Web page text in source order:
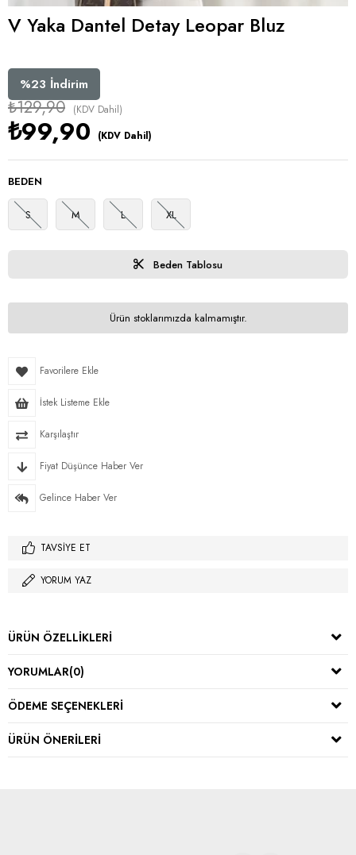
V Yaka Dantel Detay Leopar Bluz
%23 İndirim
₺129,90 (KDV Dahil)
₺99,90 (KDV Dahil)
BEDEN
S M L XL
Beden Tablosu
Ürün stoklarımızda kalmamıştır.
Favorilere Ekle
İstek Listeme Ekle
Karşılaştır
Fiyat Düşünce Haber Ver
Gelince Haber Ver
TAVSIYE ET
YORUM YAZ
ÜRÜN ÖZELLIKLERI
YORUMLAR(0)
ÖDEME SEÇENEKLERI
ÜRÜN ÖNERILERI